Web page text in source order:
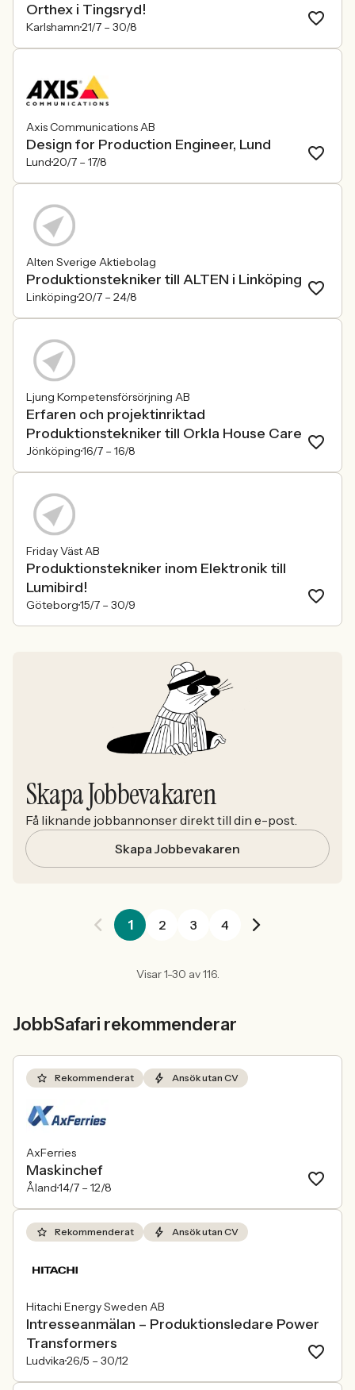
Orthex i Tingsryd!
Karlshamn21/7 – 30/8
Axis Communications AB
Design for Production Engineer, Lund
Lund20/7 – 17/8
Alten Sverige Aktiebolag
Produktionstekniker till ALTEN i Linköping
Linköping20/7 – 24/8
Ljung Kompetensförsörjning AB
Erfaren och projektinriktad
Produktionstekniker till Orkla House Care
Jönköping16/7 – 16/8
Friday Väst AB
Produktionstekniker inom Elektronik till
Lumibird!
Göteborg15/7 – 30/9
Skapa Jobbevakaren
Få liknande jobbannonser direkt till din e-post.
Skapa Jobbevakaren
1 2 3 4
Visar 1-30 av 116.
JobbSafari rekommenderar
Rekommenderat Ansök utan CV
AxFerries
Maskinchef
Åland14/7 – 12/8
Rekommenderat Ansök utan CV
Hitachi Energy Sweden AB
Intresseanmälan – Produktionsledare Power
Transformers
Ludvika26/5 – 30/12